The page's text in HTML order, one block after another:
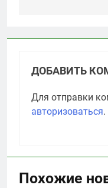
ДОБАВИТЬ
Для отправки
авторизоваться.
Похожие